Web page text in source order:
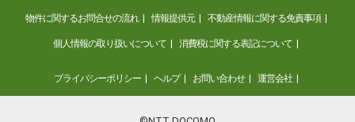
物件に関するお問合せの流れ 情報提供元 不動産情報に関する免責事項
個人情報の取り扱いについて 消費税に関する表記について
プライバシーポリシー ヘルプ お問い合わせ 運営会社